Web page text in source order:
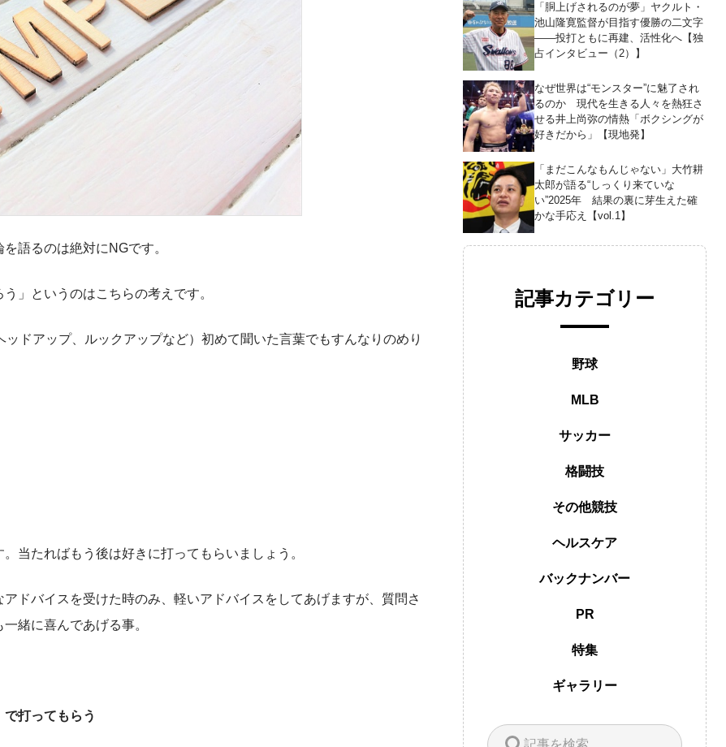
語るのは絶対にNGです。
」というのはこちらの考えです。
ドアップ、ルックアップなど）初めて聞いた言葉でもすんなりのめり
当たればもう後は好きに打ってもらいましょう。
ドバイスを受けた時のみ、軽いアドバイスをしてあげますが、質問さ
緒に喜んであげる事。
打ってもらう
「胴上げされるのが夢」ヤクルト・
池山隆寛監督が目指す優勝の二文字
――投打ともに再建、活性化へ【独
占インタビュー（2）】
なぜ世界は“モンスター”に魅了され
るのか 現代を生きる人々を熱狂さ
せる井上尚弥の情熱「ボクシングが
好きだから」【現地発】
「まだこんなもんじゃない」大竹耕
太郎が語る“しっくり来ていな
い”2025年 結果の裏に芽生えた確
かな手応え【vol.1】
記事カテゴリー
野球
MLB
サッカー
格闘技
その他競技
ヘルスケア
バックナンバー
PR
特集
ギャラリー